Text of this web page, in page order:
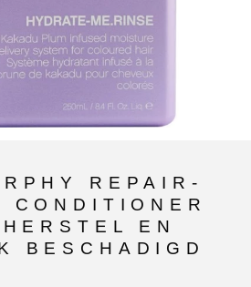
REPAIR-
CONDITIONER
EN
BESCHADIGD